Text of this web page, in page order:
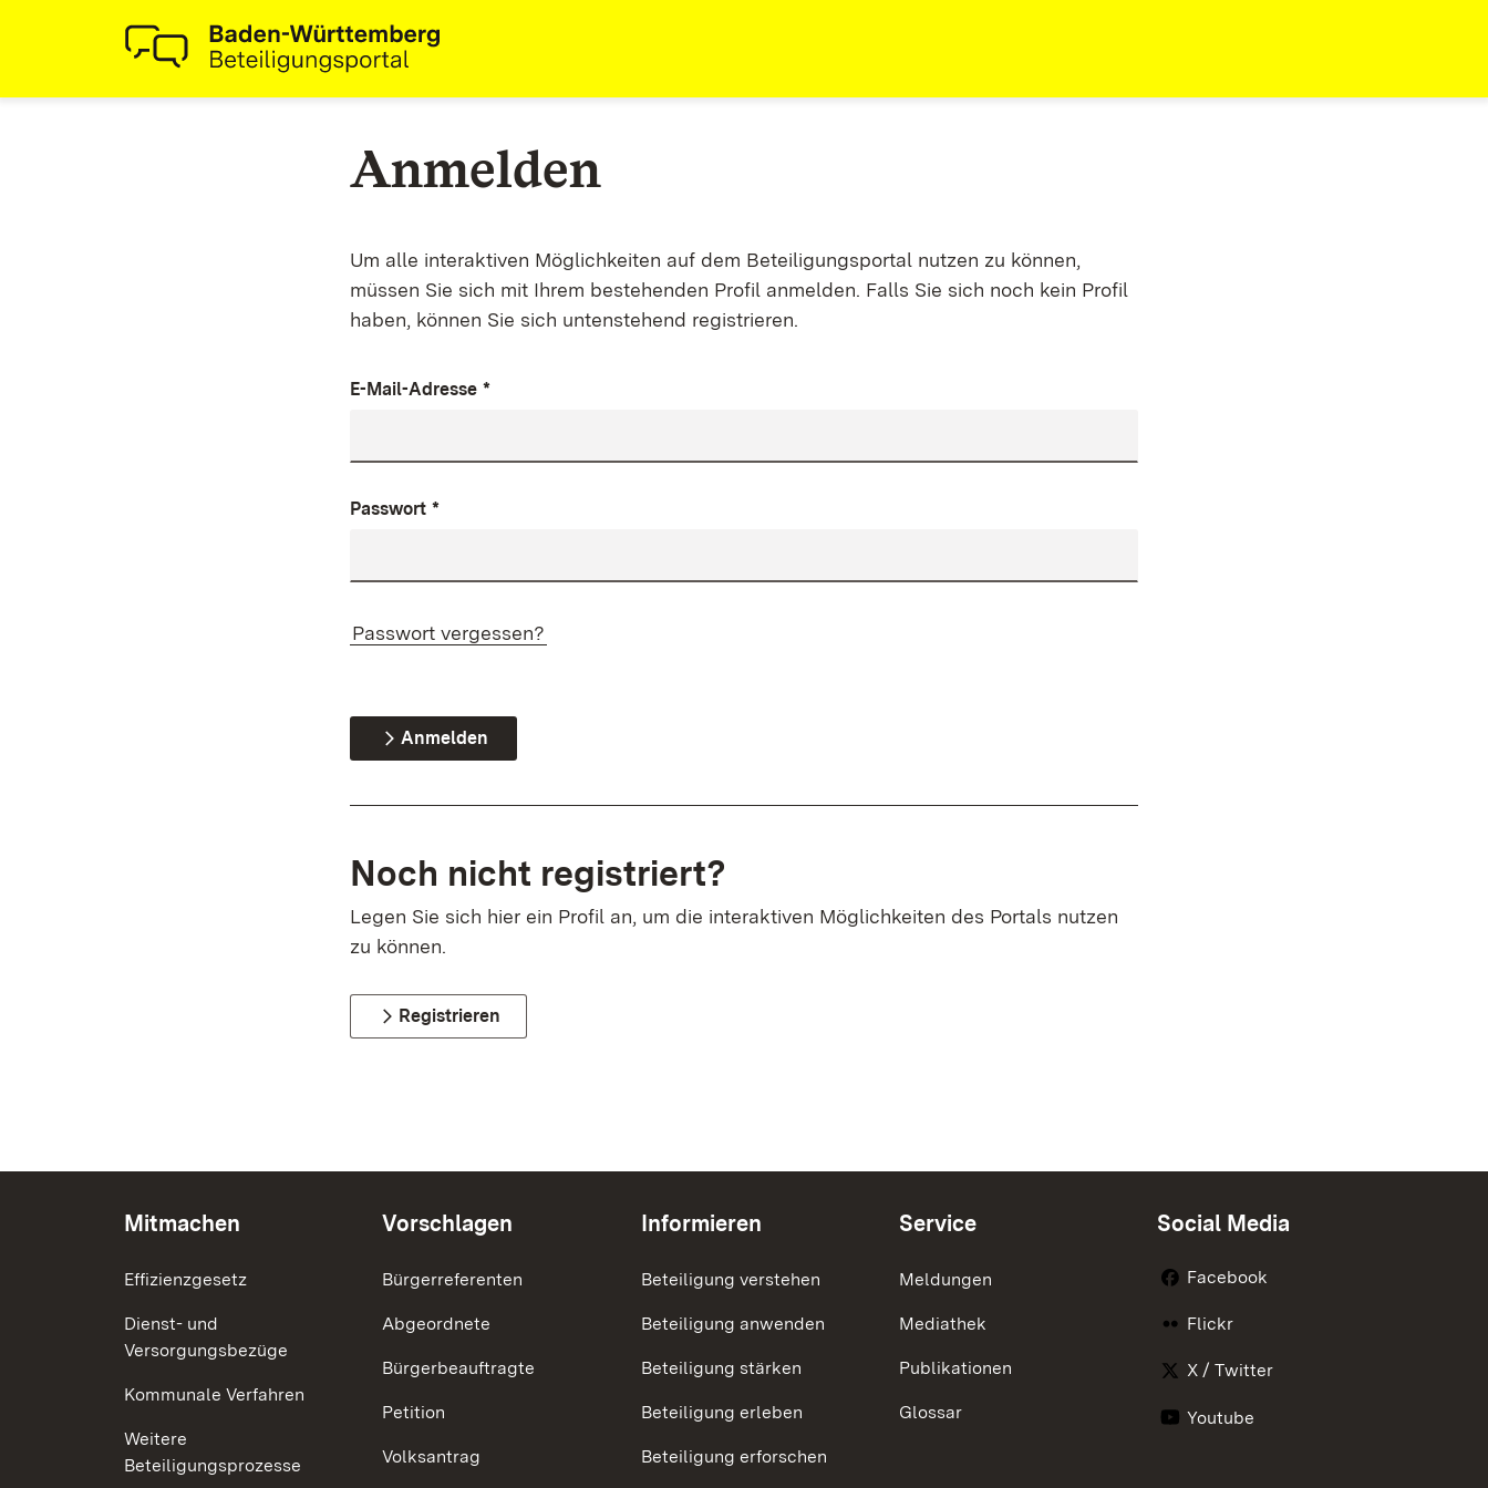
Anmelden
Um alle interaktiven Möglichkeiten auf dem Beteiligungsportal nutzen zu können,
müssen Sie sich mit Ihrem bestehenden Profil anmelden. Falls Sie sich noch kein Profil
haben, können Sie sich untenstehend registrieren.
E-Mail-Adresse *
Passwort *
Passwort vergessen?
Anmelden
Noch nicht registriert?
Legen Sie sich hier ein Profil an, um die interaktiven Möglichkeiten des Portals nutzen
zu können.
Registrieren
Mitmachen
Effizienzgesetz
Dienst- und
Versorgungsbezüge
Kommunale Verfahren
Weitere
Beteiligungsprozesse
Vorschlagen
Bürgerreferenten
Abgeordnete
Bürgerbeauftragte
Petition
Volksantrag
Informieren
Beteiligung verstehen
Beteiligung anwenden
Beteiligung stärken
Beteiligung erleben
Beteiligung erforschen
Service
Meldungen
Mediathek
Publikationen
Glossar
Social Media
Facebook
Flickr
X / Twitter
Youtube